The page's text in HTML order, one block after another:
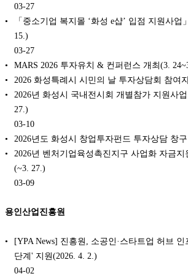
03-27
「중소기업 복지몰 ‘화성 e샵’ 입점 지원사업
15.)
03-27
MARS 2026 투자유치 & 컨퍼런스 개최(3.
2026 화성특례시 시민의 날 투자상담회 참여
2026년 화성시 국내전시회 개별참가 지원사
27.)
03-10
2026년도 화성시 창업투자펀드 투자상담 창
2026년 벤처기업육성촉진지구 사업화 자금
(~3. 27.)
03-09
용인산업진흥원
[YPA News] 진흥원, 소공인·스타트업 허브
단계' 지원(2026. 4. 2.)
04-02